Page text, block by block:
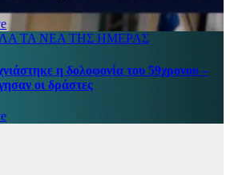
ΤΑ ΝΕΑ ΤΗΣ ΗΜΕΡΑΣ
η δολοφονία του 59χρονου –
οι δράστες